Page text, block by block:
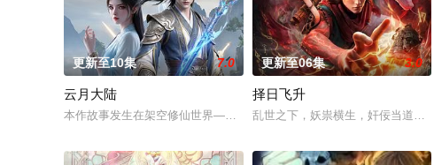
更新至10集 7.0
云月大陆
本作故事发生在架空修仙世界——云月大陆。大陆鼎盛时期由浣溪沙、
更新至06集 3.0
择日飞升
乱世之下，妖祟横生，奸佞当道。